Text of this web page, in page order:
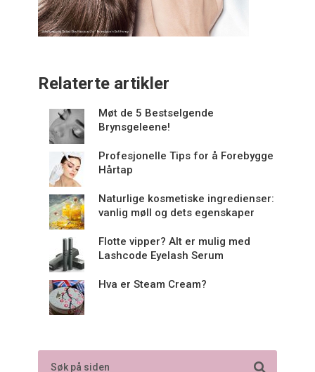
Relaterte artikler
Møt de 5 Bestselgende
Brynsgeleene!
Profesjonelle Tips for å Forebygge
Hårtap
Naturlige kosmetiske ingredienser:
vanlig møll og dets egenskaper
Flotte vipper? Alt er mulig med
Lashcode Eyelash Serum
Hva er Steam Cream?